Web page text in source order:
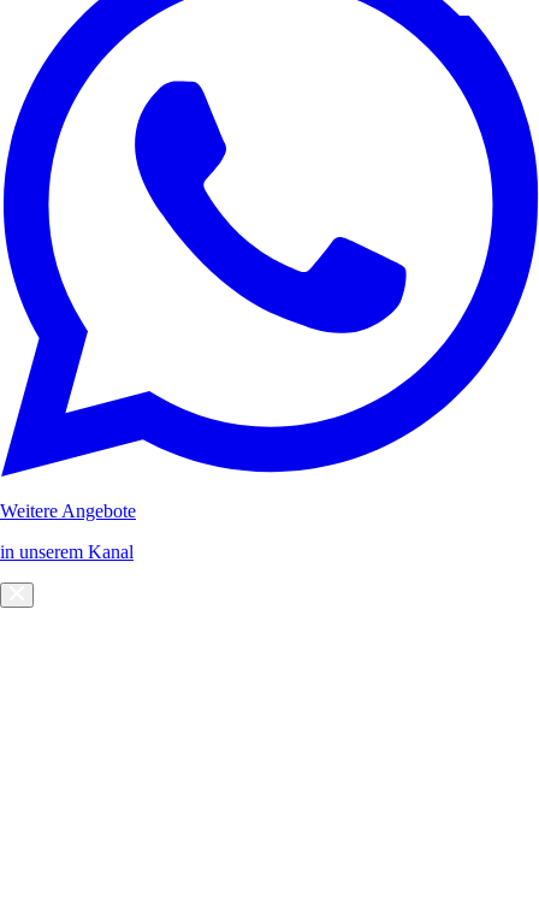
Weitere Angebote
in unserem Kanal